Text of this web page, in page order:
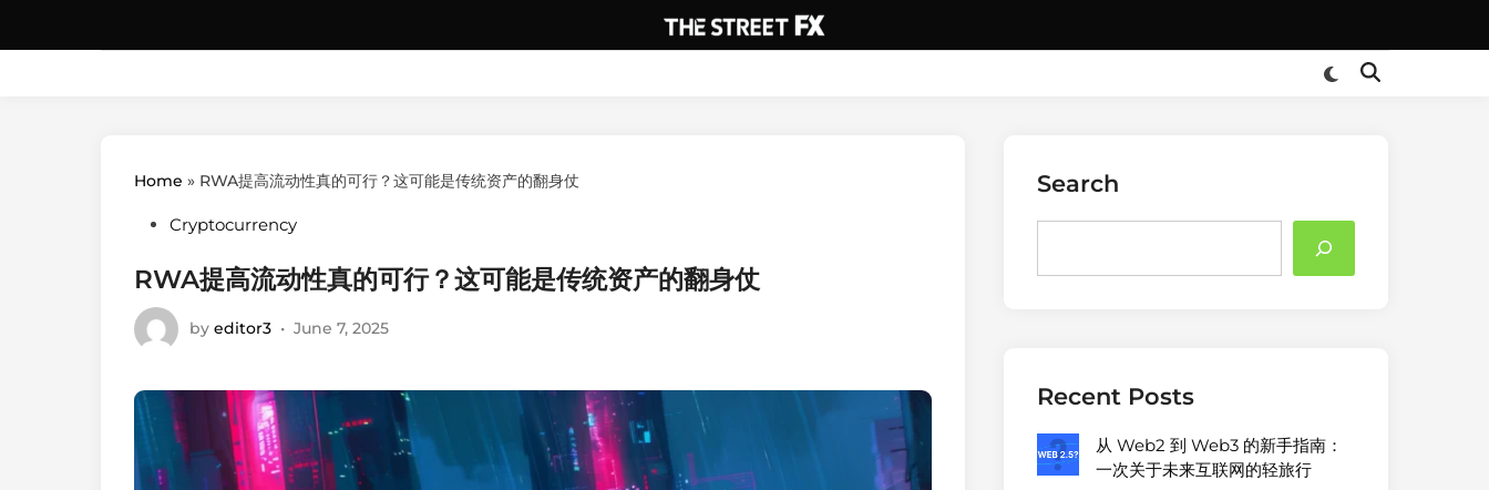
Home » RWA提高流动性真的可行？这可能是传统资产的翻身仗
PostedCryptocurrency
RWA提高流动性真的可行？这可能是传统资产的翻身仗
by editor3 • June 7, 2025
Search
Recent Posts
从 Web2 到 Web3 的新手指南：
一次关于未来互联网的轻旅行